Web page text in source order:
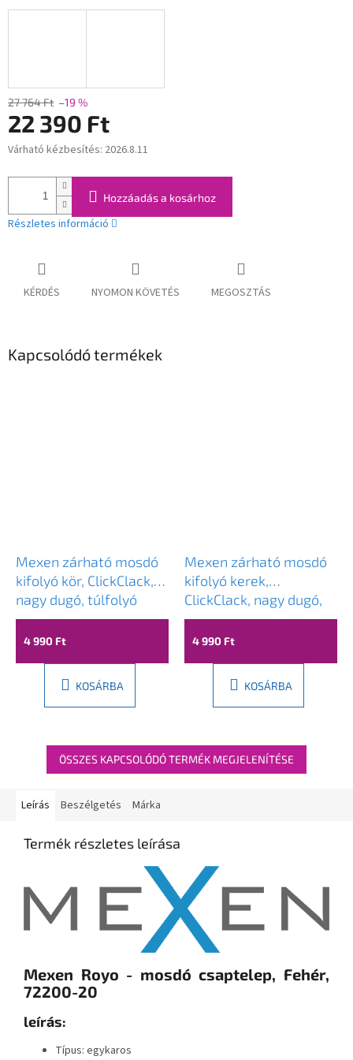
27 764 Ft –19 %
22 390 Ft
Egységár:
Várható kézbesítés: 2026.8.11
Hozzáadás a kosárhoz
Részletes információ
KÉRDÉS NYOMON KÖVETÉS MEGOSZTÁS
Kapcsolódó termékek
Mexen zárható mosdó
kifolyó kör, ClickClack,
nagy dugó, túlfolyó
nélkül, Fehér, 79910-20
4 990 Ft
KOSÁRBA
Mexen zárható mosdó
kifolyó kerek,
ClickClack, nagy dugó,
túlfolyóval, fehér,
79920-20
4 990 Ft
KOSÁRBA
ÖSSZES KAPCSOLÓDÓ TERMÉK MEGJELENÍTÉSE
Leírás Beszélgetés Márka
Termék részletes leírása
Mexen Royo - mosdó csaptelep, Fehér,
72200-20
leírás:
Típus: egykaros